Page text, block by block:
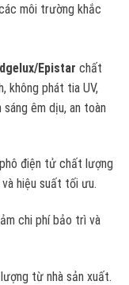
môi trường khắc
Epistar chất
không phát tia UV,
êm dịu, an toàn
điện tử chất lượng
hiệu suất tối ưu.
chi phí bảo trì và
từ nhà sản xuất.